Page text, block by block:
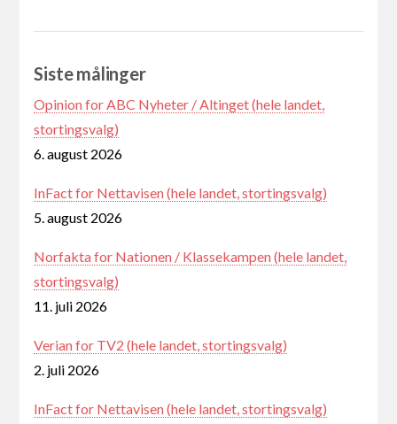
Siste målinger
Opinion for ABC Nyheter / Altinget (hele landet,
stortingsvalg)
6. august 2026
InFact for Nettavisen (hele landet, stortingsvalg)
5. august 2026
Norfakta for Nationen / Klassekampen (hele landet,
stortingsvalg)
11. juli 2026
Verian for TV2 (hele landet, stortingsvalg)
2. juli 2026
InFact for Nettavisen (hele landet, stortingsvalg)